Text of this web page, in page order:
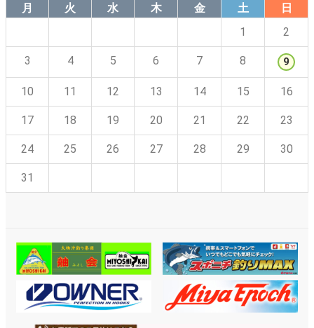
月 火 水 木 金 土
日
1
2
3 4 5 6 7 8 9
10 11 12 13 14 15 16
17 18 19 20 21 22 23
24 25 26 27 28 29 30
31